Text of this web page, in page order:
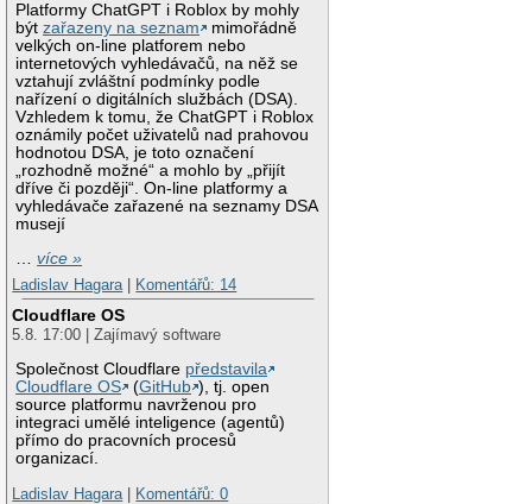
Platformy ChatGPT i Roblox by mohly
býtzařazeny na seznam
mimořádně
velkých on-line platforem nebo
internetových vyhledávačů, na něž se
vztahují zvláštní podmínky podle
nařízení o digitálních službách (DSA).
Vzhledem k tomu, že ChatGPT i Roblox
oznámily počet uživatelů nad prahovou
hodnotou DSA, je toto označení
„rozhodně možné“ a mohlo by „přijít
dříve či později“. On-line platformy a
vyhledávače zařazené na seznamy DSA
musejí
…více »
Ladislav Hagara | Komentářů: 14
Cloudflare OS
5.8. 17:00 | Zajímavý software
Společnost Cloudflare představila
Cloudflare OS
(GitHub ), tj. open
source platformu navrženou pro
integraci umělé inteligence (agentů)
přímo do pracovních procesů
organizací.
Ladislav Hagara | Komentářů: 0